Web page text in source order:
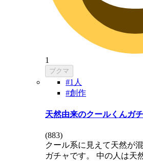
1
ブクマ
#1人
#創作
天然由来のクールくんガ
(883)
クール系に見えて天然が
ガチャです。 中の人は天